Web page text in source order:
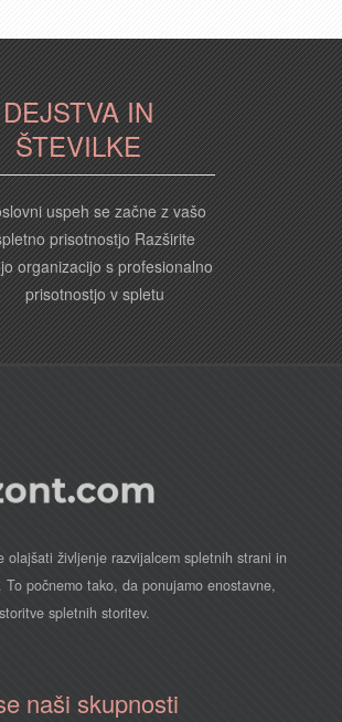
DEJSTVA IN
ŠTEVILKE
uspeh se začne z vašo
prisotnostjo Razširite
organizacijo s profesionalno
prisotnostjo v spletu
olajšati življenje razvijalcem spletnih strani in
To počnemo tako, da ponujamo enostavne,
spletnih storitev.
naši skupnosti